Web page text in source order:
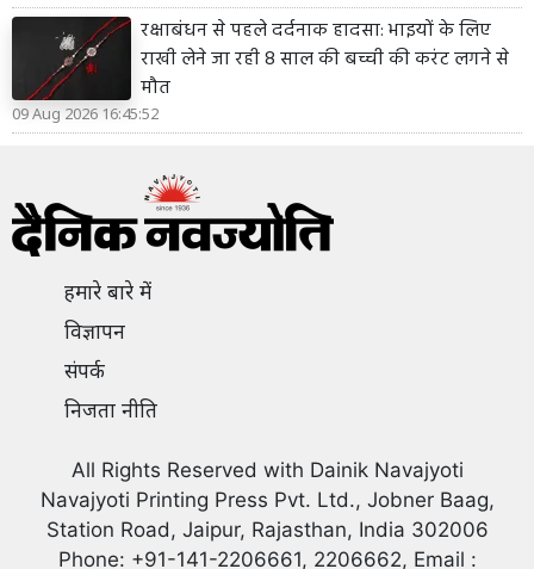
रक्षाबंधन से पहले दर्दनाक हादसा: भाइयों के लिए
राखी लेने जा रही 8 साल की बच्ची की करंट लगने से
मौत
09 Aug 2026 16:45:52
हमारे बारे में
विज्ञापन
संपर्क
निजता नीति
All Rights Reserved with Dainik Navajyoti
Navajyoti Printing Press Pvt. Ltd., Jobner Baag,
Station Road, Jaipur, Rajasthan, India 302006
Phone: +91-141-2206661, 2206662, Email :